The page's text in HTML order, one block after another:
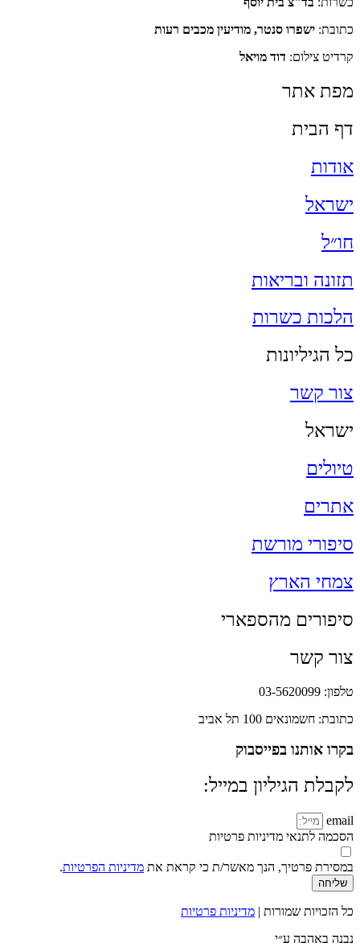
כתובת: ישפרו סנטר, מודיעין מכבים רעות
קרדיט צילום: דוד מויאל
מפת אתר
דף הבית
אודות
ישראל
חו״ל
תזונה ובריאות
הלכות כשרות
כל הגיליונות
צור קשר
ישראל
טיולים
אתרים
סיפורי מורשת
צמחי הארץ
סיפורים מהספארי
צור קשר
טלפון: 03-5620099
כתובת: חשמונאים 100 תל אביב
בקרו אותנו בפייסבוק
לקבלת הגיליון במייל:
email
הסכמה לתנאי מדיניות פרטיות
במסירת פרטיך, הנך מאשר/ת כי קראת את מדיניות הפרטיות.
שליחה
כל הזכויות שמורות | מדיניות פרטיות
נבנה באהבה ע״י